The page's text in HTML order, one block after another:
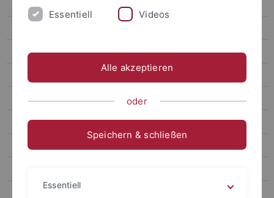
Archiv
Projektbereich A
Querschnittsbereich Wissen
Essentiell Videos
Alle akzeptieren
oder
Speichern & schließen
Essentiell